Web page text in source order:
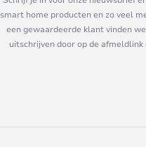
smart home producten en zo veel
een gewaardeerde klant vinden
uitschrijven door op de